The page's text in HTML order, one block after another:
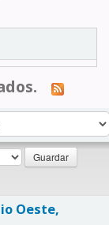
Oeste,